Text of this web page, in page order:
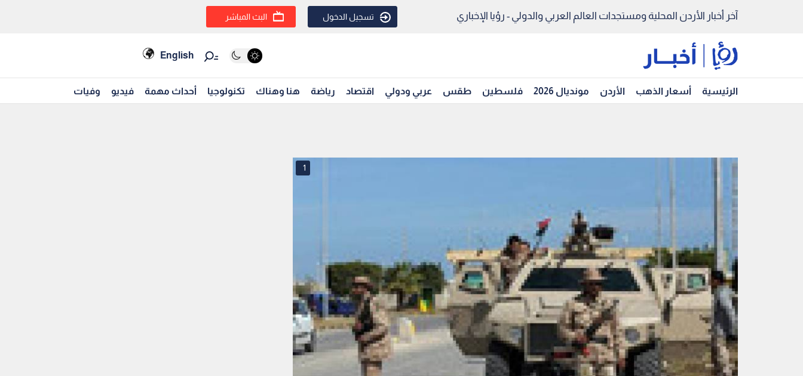
آخر أخبار الأردن المحلية ومستجدات العالم العربي والدولي - رؤيا الإخباري تسجيل الدخول البث المباشر
English
الرئيسية أسعار الذهب الأردن مونديال 2026 فلسطين طقس عربي ودولي اقتصاد رياضة هنا وهناك تكنولوجيا أحداث مهمة فيديو وفيات
1